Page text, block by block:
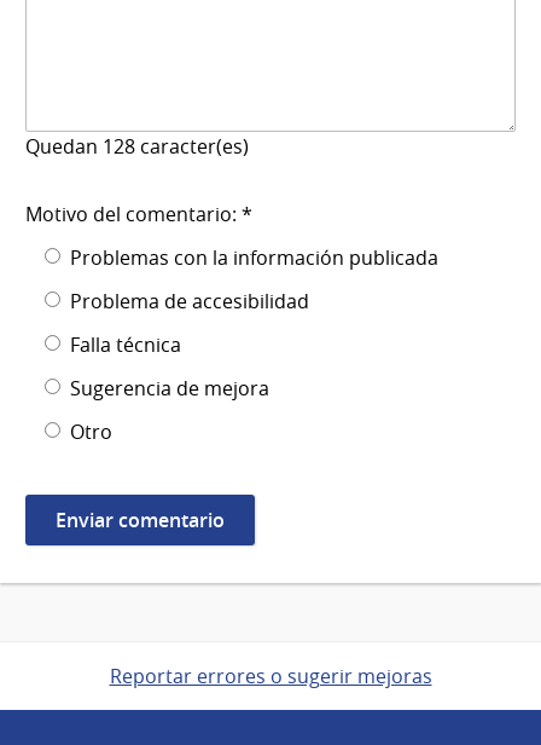
Quedan 128 caracter(es)
Motivo del comentario: *
Problemas con la información publicada
Problema de accesibilidad
Falla técnica
Sugerencia de mejora
Otro
Reportar errores o sugerir mejoras